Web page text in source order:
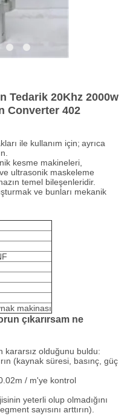
Tedarik 20Khz 2000w
Converter 402
ile kullanım için; ayrıca
kesme makineleri,
ultrasonik maskeleme
temel bileşenleridir.
ve bunları mekanik
makinası
çıkarırsam ne
kararsız olduğunu buldu:
(kaynak süresi, basınç, güç
/ m'ye kontrol
yeterli olup olmadığını
sayısını arttırın).